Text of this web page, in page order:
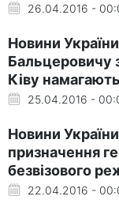
26.04.2016 -
Новини
Бальцеровичу
Ківу
25.04.2016 -
Новини
призначення
безвізового
22.04.2016 -